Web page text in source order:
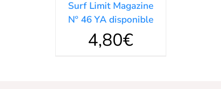
Surf Limit Magazine
Nº 46 YA disponible
4,80€